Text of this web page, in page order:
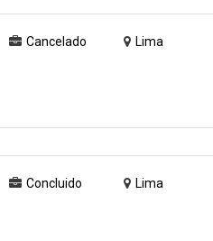
Cancelado Lima
Concluido Lima